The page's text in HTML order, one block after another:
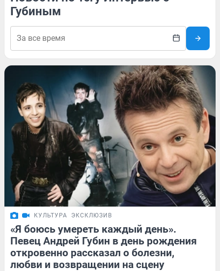
Губиным
КУЛЬТУРА ЭКСКЛЮЗИВ
«Я боюсь умереть каждый день».
Певец Андрей Губин в день рождения
откровенно рассказал о болезни,
любви и возвращении на сцену